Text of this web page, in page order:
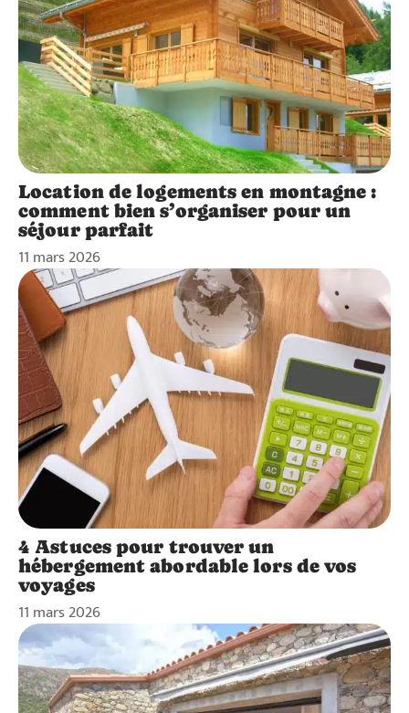
Location de logements en montagne :
comment bien s’organiser pour un
séjour parfait
11 mars 2026
4 Astuces pour trouver un
hébergement abordable lors de vos
voyages
11 mars 2026